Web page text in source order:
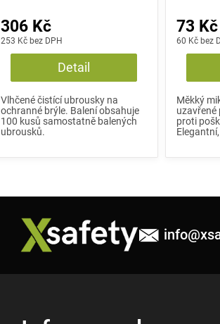
253 Kč bez DPH
306 Kč
Detail
Vlhčené čistící ubrousky na
ochranné brýle. Balení obsahuje
100 kusů samostatně balených
ubrousků.
60 Kč bez
73 Kč
Měkký
uzavřené
proti
info@